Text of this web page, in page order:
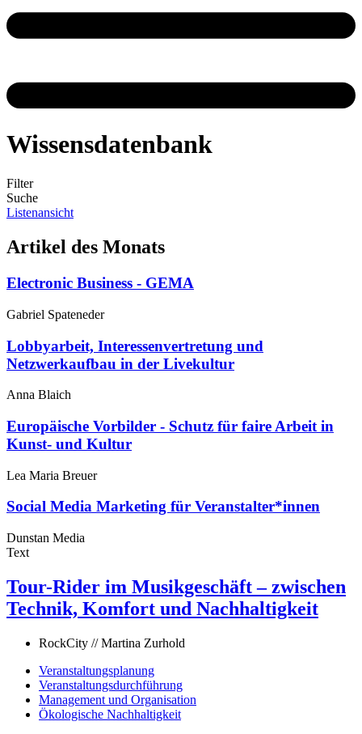
Wissensdatenbank
Filter
Suche
Listenansicht
Artikel des Monats
Electronic Business - GEMA
Gabriel Spateneder
Lobbyarbeit, Interessenvertretung und
Netzwerkaufbau in der Livekultur
Anna Blaich
Europäische Vorbilder - Schutz für faire Arbeit in
Kunst- und Kultur
Lea Maria Breuer
Social Media Marketing für Veranstalter*innen
Dunstan Media
Text
Tour-Rider im Musikgeschäft – zwischen
Technik, Komfort und Nachhaltigkeit
RockCity // Martina Zurhold
Veranstaltungsplanung
Veranstaltungsdurchführung
Management und Organisation
Ökologische Nachhaltigkeit